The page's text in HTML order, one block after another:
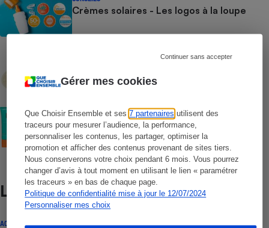
Gérer mes cookies
Que Choisir Ensemble et ses7 partenaires utilisent des
traceurs pour mesurer l’audience, la performance,
personnaliser les contenus, les partager, optimiser la
promotion et afficher des contenus provenant de sites tiers.
Nous conserverons votre choix pendant 6 mois. Vous pourrez
changer d’avis à tout moment en utilisant le lien « paramétrer
les traceurs » en bas de chaque page.
Politique de confidentialité mise à jour le 12/07/2024
Personnaliser mes choix
Continuer sans accepter
Crèmes solaires - Les logos à la loupe
COMMENT NOUS TESTONS
Crèmes solaires visage - Le protocole
Lire aussi
ACTUALITÉ